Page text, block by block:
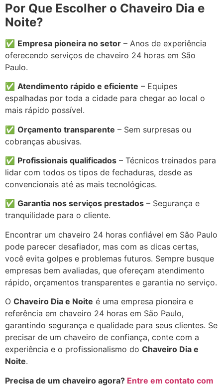
Por Que Escolher o Chaveiro Dia e
Noite?
✅ Empresa pioneira no setor – Anos de experiência
oferecendo serviços de chaveiro 24 horas em São
Paulo.
✅ Atendimento rápido e eficiente – Equipes
espalhadas por toda a cidade para chegar ao local o
mais rápido possível.
✅ Orçamento transparente – Sem surpresas ou
cobranças abusivas.
✅ Profissionais qualificados – Técnicos treinados para
lidar com todos os tipos de fechaduras, desde as
convencionais até as mais tecnológicas.
✅ Garantia nos serviços prestados – Segurança e
tranquilidade para o cliente.
Encontrar um chaveiro 24 horas confiável em São Paulo
pode parecer desafiador, mas com as dicas certas,
você evita golpes e problemas futuros. Sempre busque
empresas bem avaliadas, que ofereçam atendimento
rápido, orçamentos transparentes e garantia no serviço.
O Chaveiro Dia e Noite é uma empresa pioneira e
referência em chaveiro 24 horas em São Paulo,
garantindo segurança e qualidade para seus clientes. Se
precisar de um chaveiro de confiança, conte com a
experiência e o profissionalismo do Chaveiro Dia e
Noite.
Precisa de um chaveiro agora? Entre em contato com